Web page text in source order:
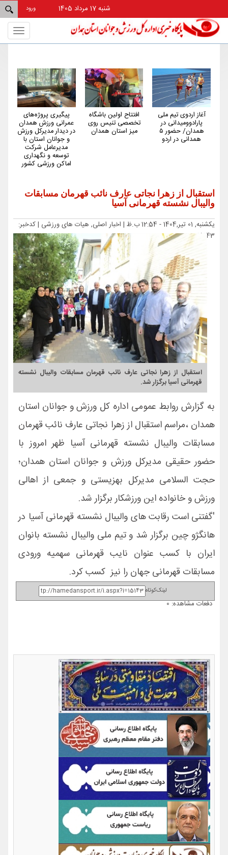
ورود
شنبه 17 مرداد 1405
آغاز اردوی تیم ملی
پارادوومیدانی در
همدان/ حضور ۵
همدانی در اردو
افتتاح اولین باشگاه
تخصصی تنیس روی
میز استان همدان
پیگیری پروژه‌های
عمرانی ورزش همدان
در دیدار مدیرکل ورزش
و جوانان استان با
مدیرعامل شرکت
توسعه و نگهداری
اماکن ورزشی کشور
استقبال از زهرا نجاتی عارف نائب قهرمان مسابقات
والیبال نشسته قهرمانی آسیا
یکشنبه, 01 تیر,1404 - 12:54 ب.ظ | اخبار اصلی, هیات های ورزشی | کدخبر:
15143
استقبال از زهرا نجاتی عارف نائب قهرمان مسابقات والیبال نشسته
قهرمانی آسیا برگزار شد.
به گزارش روابط عمومی اداره کل ورزش و جوانان استان
همدان ،مراسم استقبال از زهرا نجاتی عارف نائب قهرمان
مسابقات والیبال نشسته قهرمانی آسیا ظهر امروز با
حضور حقیقی مدیرکل ورزش و جوانان استان همدان؛
حجت السلامی مدیرکل بهزیستی و جمعی از اهالی
ورزش و خانواده این ورزشکار برگزار شد.
'گفتنی است رقابت های والیبال نشسته قهرمانی آسیا در
هانگژو چین برگزار شد و تیم ملی والیبال نشسته بانوان
ایران با کسب عنوان نایب قهرمانی سهمیه ورودی
مسابقات قهرمانی جهان را نیز کسب کرد.
لینک‌کوتاه
دفعات مشاهده: 0